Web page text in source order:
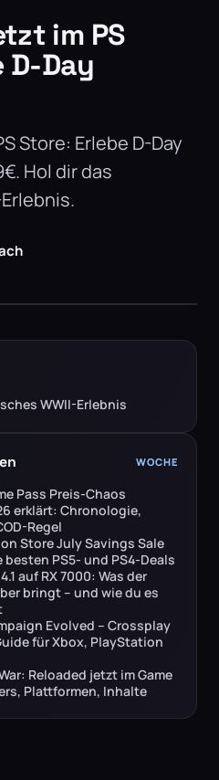
im PS
D-Day
Store: Erlebe D-Day
Hol dir das
WWII-Erlebnis
WOCHE
Pass Preis-Chaos
erklärt: Chronologie,
Regel
Store July Savings Sale
besten PS5- und PS4-Deals
auf RX 7000: Was der
bringt – und wie du es
Evolved – Crossplay
für Xbox, PlayStation
Reloaded jetzt im Game
Plattformen, Inhalte